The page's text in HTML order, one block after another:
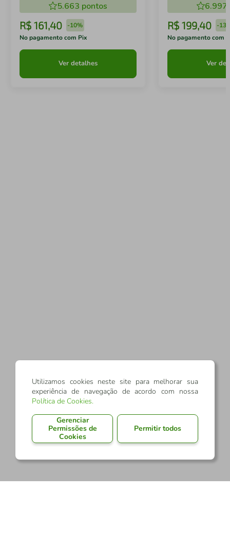
5.663 pontos
R$ 161,40 -10%
No pagamento com Pix
Ver detalhes
6.997
R$ 199,40 -
No pagamento com
Ver
Utilizamos cookies neste site para melhorar sua
experiência de navegação de acordo com nossa
Política de Cookies.
Gerenciar
Permissões de
Cookies
Permitir todos